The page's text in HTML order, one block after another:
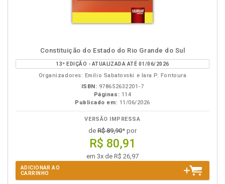
Constituição do Estado do Rio Grande do Sul
13ª EDIÇÃO - ATUALIZADA ATÉ 01/06/2026
Organizadores: Emilio Sabatovski e Iara P. Fontoura
ISBN: 978652632201-7
Páginas: 114
Publicado em: 11/06/2026
VERSÃO IMPRESSA
de R$ 89,90* por
R$ 80,91
em 3x de R$ 26,97
ADICIONAR AO
CARRINHO